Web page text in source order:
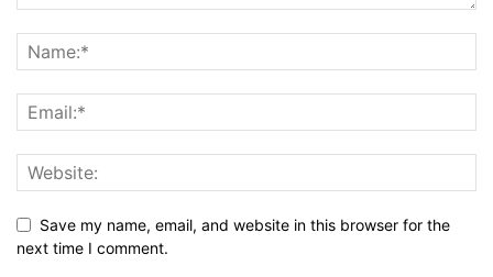
Save my name, email, and website in this browser for the
next time I comment.